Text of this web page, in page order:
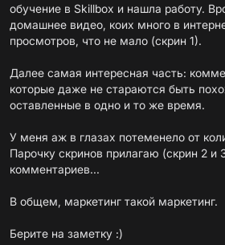
обучение в Skillbox и нашла работу.
домашнее видео, коих много в
просмотров, что не мало (скрин 1).
Далее самая интересная часть:
которые даже не стараются быть
оставленные в одно и то же время.
У меня аж в глазах потеменело от
Парочку скринов прилагаю (скрин 2 и
комментариев...
В общем, маркетинг такой маркетинг.
Берите на заметку :)